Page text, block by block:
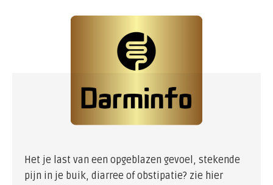
Het je last van een opgeblazen gevoel, stekende
pijn in je buik, diarree of obstipatie? zie hier